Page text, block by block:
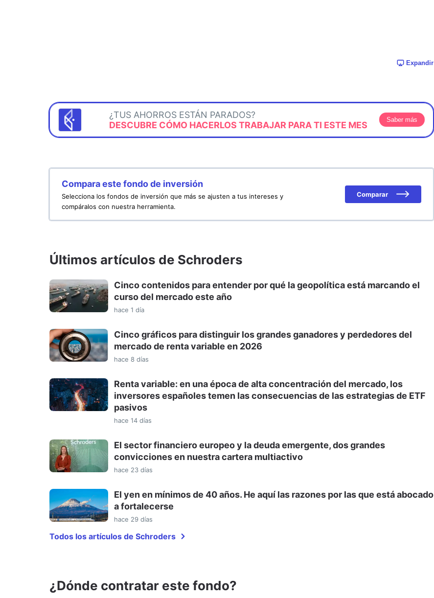
Expandir
¿TUS AHORROS ESTÁN PARADOS?
DESCUBRE CÓMO HACERLOS TRABAJAR PARA TI ESTE MES
Saber más
Compara este fondo de inversión
Selecciona los fondos de inversión que más se ajusten a tus intereses y
compáralos con nuestra herramienta.
Comparar
Últimos artículos de Schroders
Cinco contenidos para entender por qué la geopolítica está marcando el
curso del mercado este año
hace 1 día
Cinco gráficos para distinguir los grandes ganadores y perdedores del
mercado de renta variable en 2026
hace 8 días
Renta variable: en una época de alta concentración del mercado, los
inversores españoles temen las consecuencias de las estrategias de ETF
pasivos
hace 14 días
El sector financiero europeo y la deuda emergente, dos grandes
convicciones en nuestra cartera multiactivo
hace 23 días
El yen en mínimos de 40 años. He aquí las razones por las que está abocado
a fortalecerse
hace 29 días
Todos los artículos de Schroders
¿Dónde contratar este fondo?